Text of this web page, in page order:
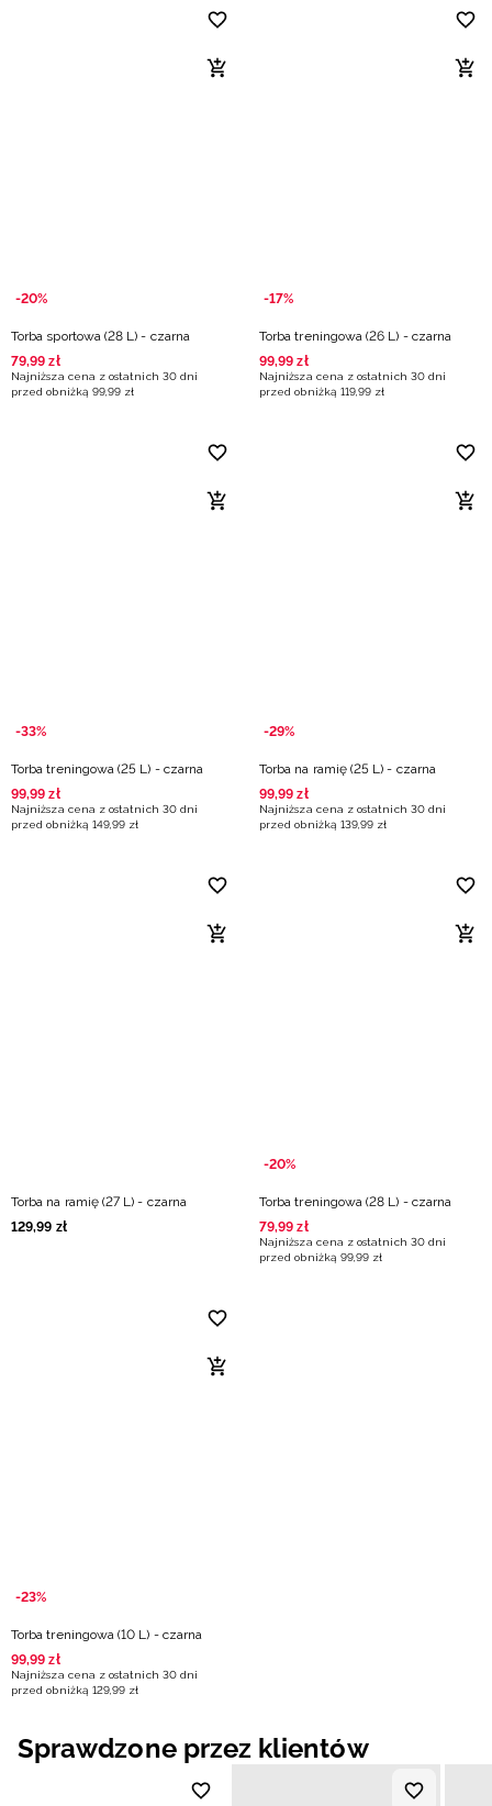
-20%
Torba sportowa (28 L) - czarna
79,99 zł
Najniższa cena z ostatnich 30 dni
przed obniżką 99,99 zł
-17%
Torba treningowa (26 L) - czarna
99,99 zł
Najniższa cena z ostatnich 30 dni
przed obniżką 119,99 zł
-33%
Torba treningowa (25 L) - czarna
99,99 zł
Najniższa cena z ostatnich 30 dni
przed obniżką 149,99 zł
-29%
Torba na ramię (25 L) - czarna
99,99 zł
Najniższa cena z ostatnich 30 dni
przed obniżką 139,99 zł
Torba na ramię (27 L) - czarna
129,99 zł
-20%
Torba treningowa (28 L) - czarna
79,99 zł
Najniższa cena z ostatnich 30 dni
przed obniżką 99,99 zł
-23%
Torba treningowa (10 L) - czarna
99,99 zł
Najniższa cena z ostatnich 30 dni
przed obniżką 129,99 zł
Sprawdzone przez klientów